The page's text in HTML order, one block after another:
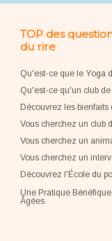
TOP des
du rire
Qu'est-ce que le Yoga
Qu'est-ce qu'un club
Découvrez les bienfaits
Vous cherchez un club
Vous cherchez un
Vous cherchez un
Découvrez l'École du
Une Pratique
Âgées